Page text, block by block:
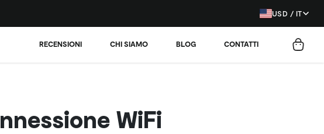
USD / IT
RECENSIONI CHI SIAMO BLOG CONTATTI
WiFi